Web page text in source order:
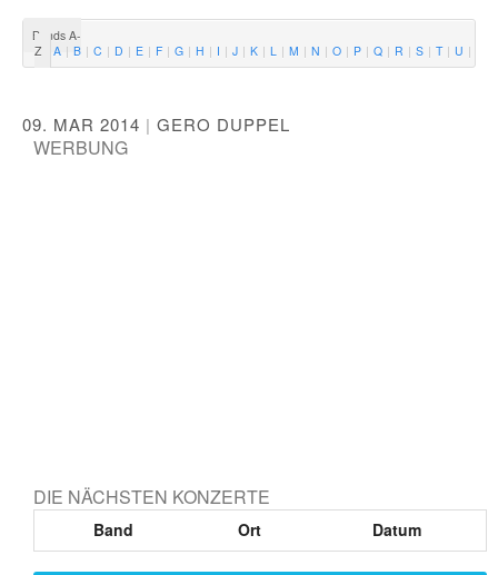
Bands A-
Z
A B C D E F G H I J K L M N O P Q R S T U
09. MAR 2014 | GERO DUPPEL
WERBUNG
DIE NÄCHSTEN KONZERTE
Band Ort Datum